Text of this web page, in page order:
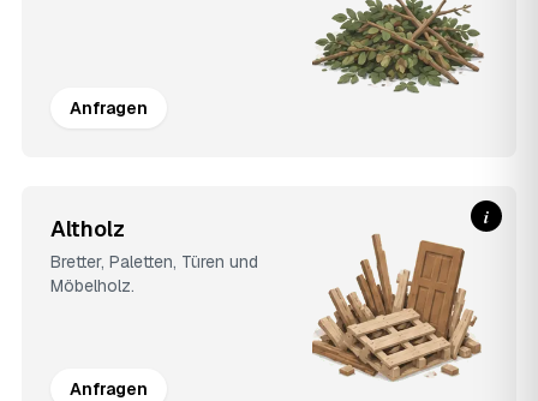
Anfragen
Altholz
Bretter, Paletten, Türen und
Möbelholz.
Anfragen
i